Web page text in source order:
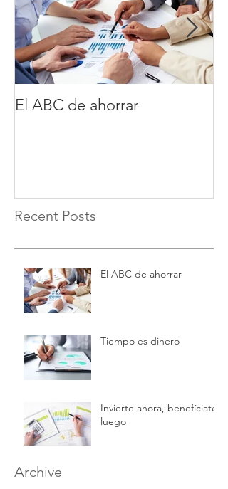
Recent Posts
Archive
El ABC de ahorrar
El ABC de ahorrar
Tiempo es dinero
Invierte ahora, benefíciate
luego